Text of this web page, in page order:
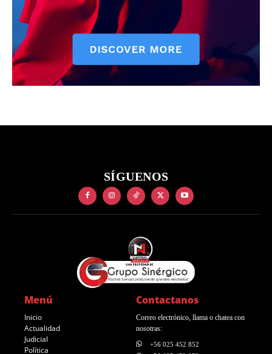
SÍGUENOS
Menú
Inicio
Actualidad
Judicial
Política
Contactanos
Correo electrónico, llama o chatea con
nosotras:
+56 025 452 852